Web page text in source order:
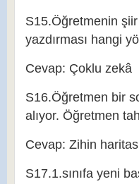
S15.Öğretmenin şiir
yazdırması hangi
Cevap: Çoklu zekâ
S16.Öğretmen bir
alıyor. Öğretmen
Cevap: Zihin
S17.1.sınıfa yeni